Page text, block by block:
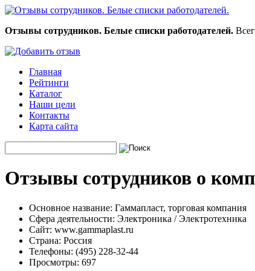
Отзывы сотрудников. Белые списки работодателей.
Главная
Рейтинги
Каталог
Наши цели
Контакты
Карта сайта
Отзывы сотрудников о
Основное название: Гаммапласт, торговая компания
Сфера деятельности: Электроника / Электротехника
Сайт: www.gammaplast.ru
Страна: Россия
Телефоны: (495) 228-32-44
Просмотры: 697